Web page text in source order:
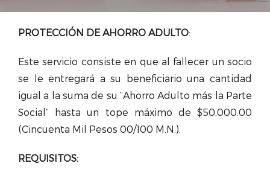
PROTECCIÓN DE AHORRO ADULTO:
Este servicio consiste en que al fallecer un socio
se le entregará a su beneficiario una cantidad
igual a la suma de su “Ahorro Adulto más la Parte
Social” hasta un tope máximo de $50,000.00
(Cincuenta Mil Pesos 00/100 M.N.).
REQUISITOS: